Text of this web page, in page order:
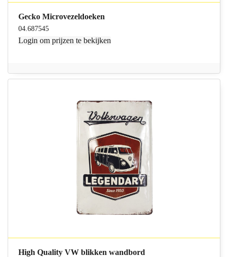
Gecko Microvezeldoeken
04.687545
Login om prijzen te bekijken
High Quality VW blikken wandbord